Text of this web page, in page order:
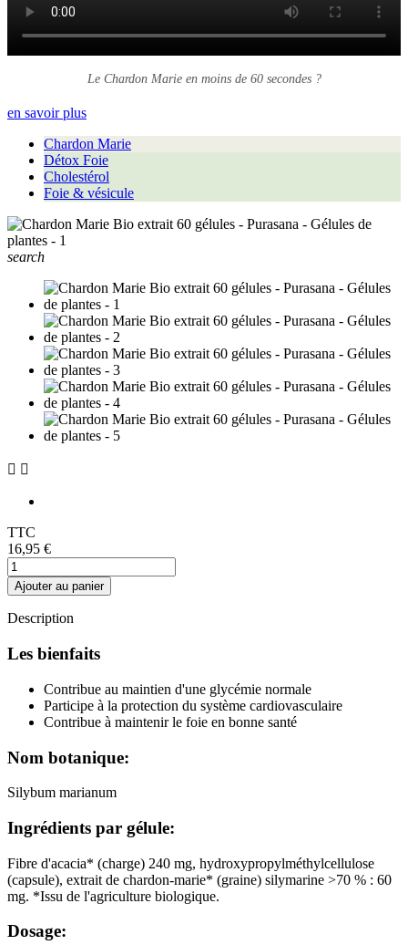
Le Chardon Marie en moins de 60 secondes ?
en savoir plus
Chardon Marie
Détox Foie
Cholestérol
Foie & vésicule
search
 
TTC
16,95 €
Ajouter au panier
Description
Les bienfaits
Contribue au maintien d'une glycémie normale
Participe à la protection du système cardiovasculaire
Contribue à maintenir le foie en bonne santé
Nom botanique:
Silybum marianum
Ingrédients par gélule:
Fibre d'acacia* (charge) 240 mg, hydroxypropylméthylcellulose
(capsule), extrait de chardon-marie* (graine) silymarine >70 % : 60
mg. *Issu de l'agriculture biologique.
Dosage: